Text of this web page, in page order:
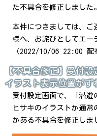
た不具合を修正しました。
本件につきましては、ご
様へ、お詫びとしてエ
（2022/10/06 22:00 配
【不具合修正】受付
イラスト表示位置がず
受付設定画面で、「潜遊
ヒサキのイラストが通
がある不具合を修正しま